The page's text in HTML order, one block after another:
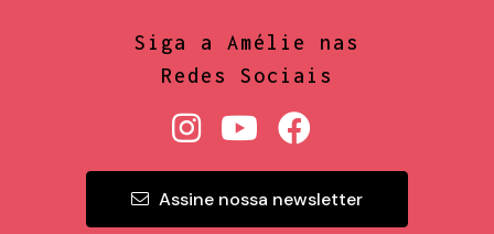
Siga a Amélie nas
Redes Sociais
Assine nossa newsletter